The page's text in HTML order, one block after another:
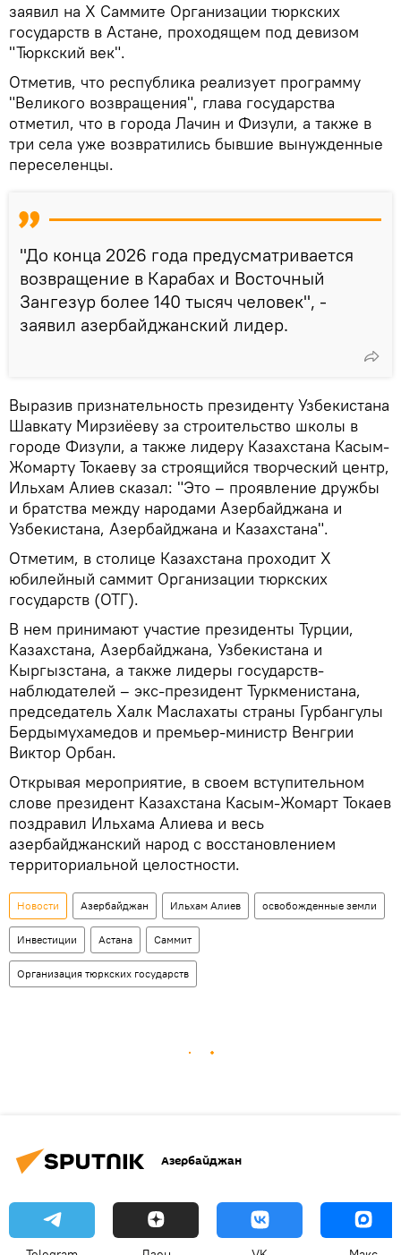
заявил на Х Саммите Организации тюркских
государств в Астане, проходящем под девизом
"Тюркский век".
Отметив, что республика реализует программу
"Великого возвращения", глава государства
отметил, что в города Лачин и Физули, а также в
три села уже возвратились бывшие вынужденные
переселенцы.
"До конца 2026 года предусматривается
возвращение в Карабах и Восточный
Зангезур более 140 тысяч человек", -
заявил азербайджанский лидер.
Выразив признательность президенту Узбекистана
Шавкату Мирзиёеву за строительство школы в
городе Физули, а также лидеру Казахстана Касым-
Жомарту Токаеву за строящийся творческий центр,
Ильхам Алиев сказал: "Это – проявление дружбы
и братства между народами Азербайджана и
Узбекистана, Азербайджана и Казахстана".
Отметим, в столице Казахстана проходит Х
юбилейный саммит Организации тюркских
государств (ОТГ).
В нем принимают участие президенты Турции,
Казахстана, Азербайджана, Узбекистана и
Кыргызстана, а также лидеры государств-
наблюдателей – экс-президент Туркменистана,
председатель Халк Маслахаты страны Гурбангулы
Бердымухамедов и премьер-министр Венгрии
Виктор Орбан.
Открывая мероприятие, в своем вступительном
слове президент Казахстана Касым-Жомарт Токаев
поздравил Ильхама Алиева и весь
азербайджанский народ с восстановлением
территориальной целостности.
Новости Азербайджан Ильхам Алиев освобожденные земли
Инвестиции Астана Саммит
Организация тюркских государств
Азербайджан